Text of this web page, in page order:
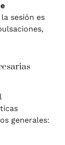
sesión es
generales: